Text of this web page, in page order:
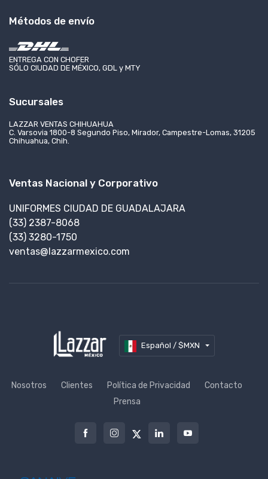
Métodos de envío
ENTREGA CON CHOFER
SÓLO CIUDAD DE MÉXICO, GDL y MTY
Sucursales
LAZZAR VENTAS CHIHUAHUA
C. Varsovia 1800-8 Segundo Piso, Mirador, Campestre-Lomas, 31205
Chihuahua, Chih.
Ventas Nacional y Corporativo
UNIFORMES CIUDAD DE GUADALAJARA
(33) 2387-8068
(33) 3280-1750
ventas@lazzarmexico.com
Español / $MXN
Nosotros Clientes Política de Privacidad
Contacto
Prensa